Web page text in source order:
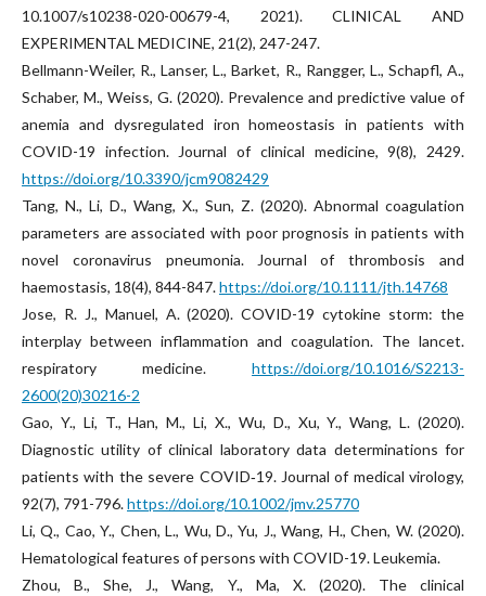
10.1007/s10238-020-00679-4, 2021). CLINICAL AND
EXPERIMENTAL MEDICINE, 21(2), 247-247.
Bellmann-Weiler, R., Lanser, L., Barket, R., Rangger, L., Schapfl, A.,
Schaber, M., Weiss, G. (2020). Prevalence and predictive value of
anemia and dysregulated iron homeostasis in patients with
COVID-19 infection. Journal of clinical medicine, 9(8), 2429.
https://doi.org/10.3390/jcm9082429
Tang, N., Li, D., Wang, X., Sun, Z. (2020). Abnormal coagulation
parameters are associated with poor prognosis in patients with
novel coronavirus pneumonia. Journal of thrombosis and
haemostasis, 18(4), 844-847.https://doi.org/10.1111/jth.14768
Jose, R. J., Manuel, A. (2020). COVID-19 cytokine storm: the
interplay between inflammation and coagulation. The lancet.
respiratory medicine. https://doi.org/10.1016/S2213-
2600(20)30216-2
Gao, Y., Li, T., Han, M., Li, X., Wu, D., Xu, Y., Wang, L. (2020).
Diagnostic utility of clinical laboratory data determinations for
patients with the severe COVID‐19. Journal of medical virology,
92(7), 791-796.https://doi.org/10.1002/jmv.25770
Li, Q., Cao, Y., Chen, L., Wu, D., Yu, J., Wang, H., Chen, W. (2020).
Hematological features of persons with COVID-19. Leukemia.
Zhou, B., She, J., Wang, Y., Ma, X. (2020). The clinical